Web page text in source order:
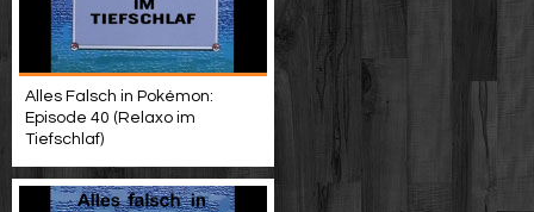
Alles Falsch in Pokémon:
Episode 40 (Relaxo im
Tiefschlaf)